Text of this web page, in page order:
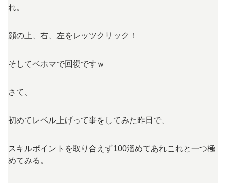
れ。
顔の上、右、左をレッツクリック！
そしてベホマで回復ですｗ
さて、
初めてレベル上げって事をしてみた昨日で、
スキルポイントを取り合えず100溜めてあれこれと一つ極
めてみる。